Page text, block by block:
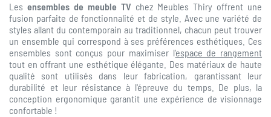
Les ensembles de meuble TV chez Meubles Thiry offrent une
fusion parfaite de fonctionnalité et de style. Avec une variété de
styles allant du contemporain au traditionnel, chacun peut trouver
un ensemble qui correspond à ses préférences esthétiques. Ces
ensembles sont conçus pour maximiser l'espace de rangement
tout en offrant une esthétique élégante. Des matériaux de haute
qualité sont utilisés dans leur fabrication, garantissant leur
durabilité et leur résistance à l'épreuve du temps. De plus, la
conception ergonomique garantit une expérience de visionnage
confortable !